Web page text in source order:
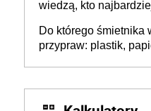
stołecznych
wiedzą, kto
Do którego śmietnika
przypraw: plastik,